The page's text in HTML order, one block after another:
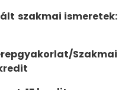
szak­mai is­me­re­tek:
Szakmai